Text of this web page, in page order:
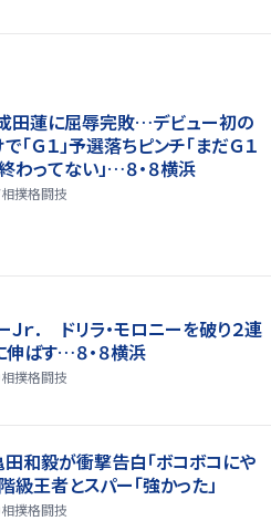
成田蓮に屈辱完敗…デビュー初の
「Ｇ１」予選落ちピンチ「まだＧ１
わってない」…８・８横浜
相撲格闘技
Ｊｒ． ドリラ・モロニーを破り２連
伸ばす…８・８横浜
相撲格闘技
田和毅が衝撃告白「ボコボコにや
級王者とスパー「強かった」
相撲格闘技